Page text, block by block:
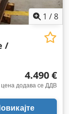
1 /8
/
4.490 €
додава се ДДВ